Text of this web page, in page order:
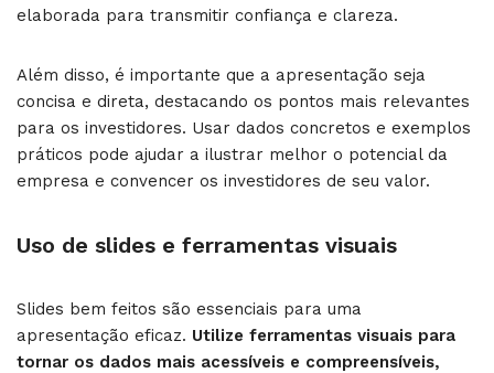
elaborada para transmitir confiança e clareza.
Além disso, é importante que a apresentação seja
concisa e direta, destacando os pontos mais relevantes
para os investidores. Usar dados concretos e exemplos
práticos pode ajudar a ilustrar melhor o potencial da
empresa e convencer os investidores de seu valor.
Uso de slides e ferramentas visuais
Slides bem feitos são essenciais para uma
apresentação eficaz. Utilize ferramentas visuais para
tornar os dados mais acessíveis e compreensíveis,